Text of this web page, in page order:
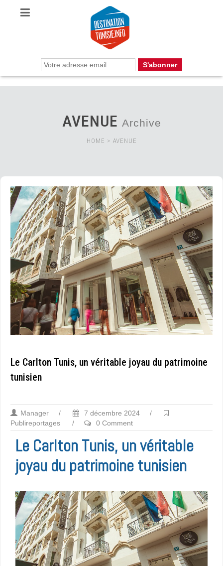
AVENUE Archive
HOME > AVENUE
Le Carlton Tunis, un véritable joyau du patrimoine
tunisien
Manager / 7 décembre 2024
/
Publireportages
/ 0 Comment
Le Carlton Tunis, un véritable
joyau du patrimoine tunisien